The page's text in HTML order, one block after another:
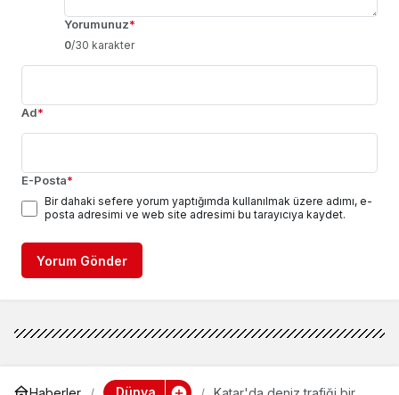
Yorumunuz*
0/30 karakter
Ad*
E-Posta*
Bir dahaki sefere yorum yaptığımda kullanılmak üzere adımı, e-
posta adresimi ve web site adresimi bu tarayıcıya kaydet.
Yorum Gönder
Dünya